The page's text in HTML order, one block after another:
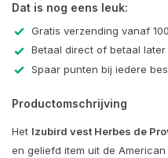
Dat is nog eens leuk:
Gratis verzending vanaf
Betaal direct of betaal later
Spaar punten bij iedere
Productomschrijving
Het Izubird vest Herbes de
en geliefd item uit de